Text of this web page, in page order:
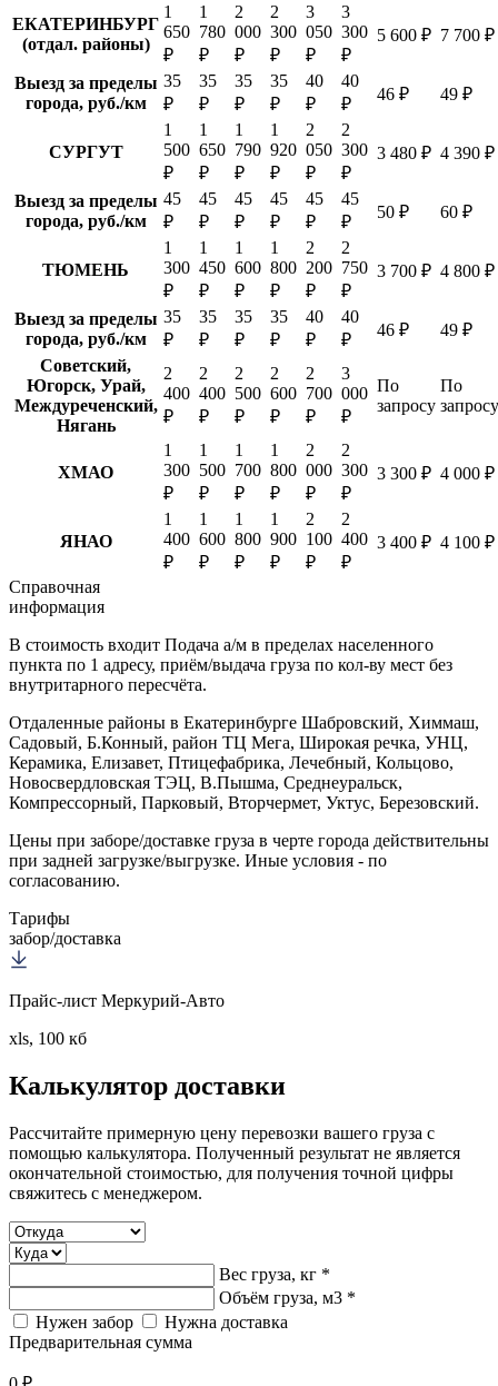
ЕКАТЕРИНБУРГ
(отдал. районы)
1
650
₽
1
780
₽
2
000
₽
2
300
₽
3
050
₽
3
300
₽
5 600 ₽ 7 700 ₽
Выезд за пределы
города, руб./км
35
₽
35
₽
35
₽
35
₽
40
₽
40
₽
46 ₽ 49 ₽
СУРГУТ
1
500
₽
1
650
₽
1
790
₽
1
920
₽
2
050
₽
2
300
₽
3 480 ₽ 4 390 ₽
Выезд за пределы
города, руб./км
45
₽
45
₽
45
₽
45
₽
45
₽
45
₽
50 ₽ 60 ₽
ТЮМЕНЬ
1
300
₽
1
450
₽
1
600
₽
1
800
₽
2
200
₽
2
750
₽
3 700 ₽ 4 800 ₽
Выезд за пределы
города, руб./км
35
₽
35
₽
35
₽
35
₽
40
₽
40
₽
46 ₽
49 ₽
Советский,
Югорск, Урай,
Междуреченский,
Нягань
2
400
₽
2
400
₽
2
500
₽
2
600
₽
2
700
₽
3
000
₽
По
запросу
По
запросу
ХМАО
1
300
₽
1
500
₽
1
700
₽
1
800
₽
2
000
₽
2
300
₽
3 300 ₽ 4 000 ₽
ЯНАО
1
400
₽
1
600
₽
1
800
₽
1
900
₽
2
100
₽
2
400
₽
3 400 ₽ 4 100 ₽
Справочная
информация
В стоимость входит Подача а/м в пределах населенного
пункта по 1 адресу, приём/выдача груза по кол-ву мест без
внутритарного пересчёта.
Отдаленные районы в Екатеринбурге Шабровский, Химмаш,
Садовый, Б.Конный, район ТЦ Мега, Широкая речка, УНЦ,
Керамика, Елизавет, Птицефабрика, Лечебный, Кольцово,
Новосвердловская ТЭЦ, В.Пышма, Среднеуральск,
Компрессорный, Парковый, Вторчермет, Уктус, Березовский.
Цены при заборе/доставке груза в черте города действительны
при задней загрузке/выгрузке. Иные условия - по
согласованию.
Тарифы
забор/доставка
Прайс-лист Меркурий-Авто
xls, 100 кб
Калькулятор доставки
Рассчитайте примерную цену перевозки вашего груза с
помощью калькулятора. Полученный результат не является
окончательной стоимостью, для получения точной цифры
свяжитесь с менеджером.
Вес груза, кг *
Объём груза, м3 *
Нужен забор
Нужна доставка
Предварительная сумма